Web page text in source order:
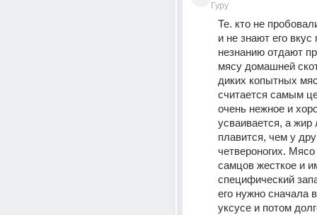
Гуру
Те. кто не
и не знают его вкус
незнанию отдают
мясу домашней
диких копытных
считается самым
очень нежное и
усваивается, а
плавится, чем у
четвероногих.
самцов жесткое и
специфический
его нужно сначала
уксусе и потом